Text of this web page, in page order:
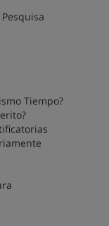
Tiempo?